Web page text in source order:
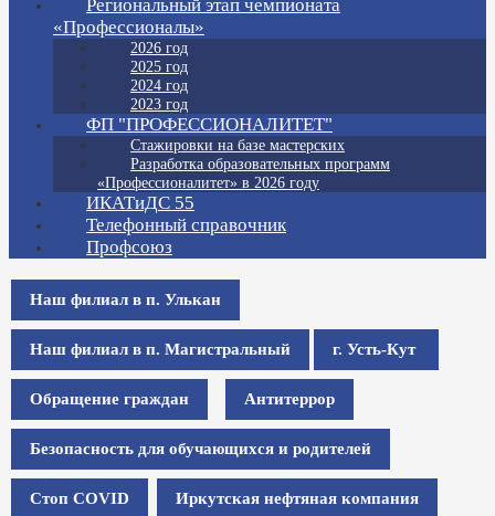
Региональный этап чемпионата
«Профессионалы»
2026 год
2025 год
2024 год
2023 год
ФП "ПРОФЕССИОНАЛИТЕТ"
Стажировки на базе мастерских
Разработка образовательных программ
«Профессионалитет» в 2026 году
ИКАТиДС 55
Телефонный справочник
Профсоюз
Наш филиал в п. Улькан
Наш филиал в п. Магистральный г. Усть-Кут
Обращение граждан Антитеррор
Безопасность для обучающихся и родителей
Стоп COVID Иркутская нефтяная компания